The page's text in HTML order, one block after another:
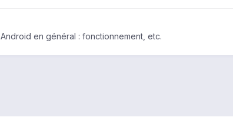
Android en général : fonctionnement, etc.